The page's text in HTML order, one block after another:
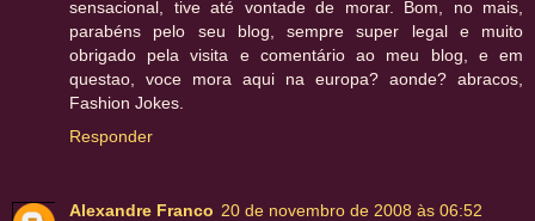
sensacional, tive até vontade de morar. Bom, no mais,
parabéns pelo seu blog, sempre super legal e muito
obrigado pela visita e comentário ao meu blog, e em
questao, voce mora aqui na europa? aonde? abracos,
Fashion Jokes.
Responder
Alexandre Franco 20 de novembro de 2008 às 06:52